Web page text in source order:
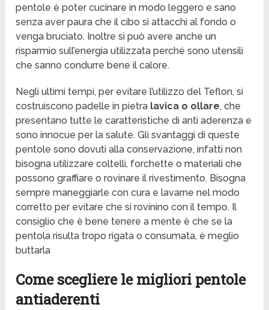
pentole è poter cucinare in modo leggero e sano
senza aver paura che il cibo si attacchi al fondo o
venga bruciato. Inoltre si può avere anche un
risparmio sull’energia utilizzata perché sono utensili
che sanno condurre bene il calore.
Negli ultimi tempi, per evitare l’utilizzo del Teflon, si
costruiscono padelle in pietra lavica o ollare, che
presentano tutte le caratteristiche di anti aderenza e
sono innocue per la salute. Gli svantaggi di queste
pentole sono dovuti alla conservazione, infatti non
bisogna utilizzare coltelli, forchette o materiali che
possono graffiare o rovinare il rivestimento. Bisogna
sempre maneggiarle con cura e lavarne nel modo
corretto per evitare che si rovinino con il tempo. Il
consiglio che è bene tenere a mente è che se la
pentola risulta tropo rigata o consumata, è meglio
buttarla
Come scegliere le migliori pentole
antiaderenti